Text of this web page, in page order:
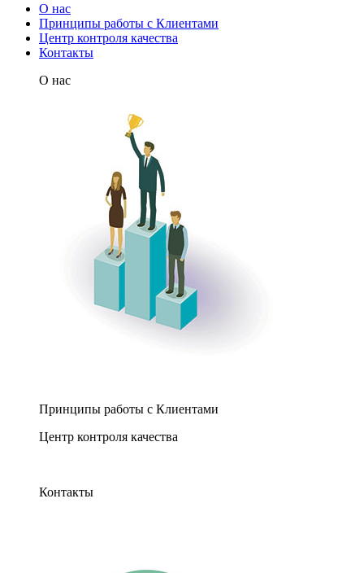
О нас
Принципы работы с Клиентами
Центр контроля качества
Контакты
О нас
Принципы работы с Клиентами
Центр контроля качества
Контакты